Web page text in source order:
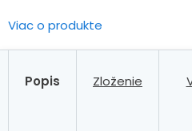
Viac o produkte
Popis Zloženie